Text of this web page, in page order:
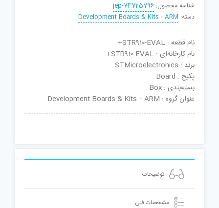
شناسه محصول: jep-74725796
دسته: Development Boards & Kits - ARM
نام قطعه : STR910-EVAL+
نام کارخانه‌ای : STR910-EVAL+
برند : STMicroelectronics
پکیج : Board
بسته‌بندی : Box
عنوان گروه : Development Boards & Kits – ARM
توضیحات
مشخصات فنی